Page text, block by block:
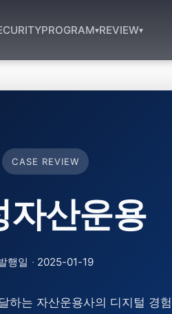
PROGRAM▾REVIEW▾
CASE REVIEW
자산운용
행일 · 2025-01-19
하는 자산운용사의 디지털 경